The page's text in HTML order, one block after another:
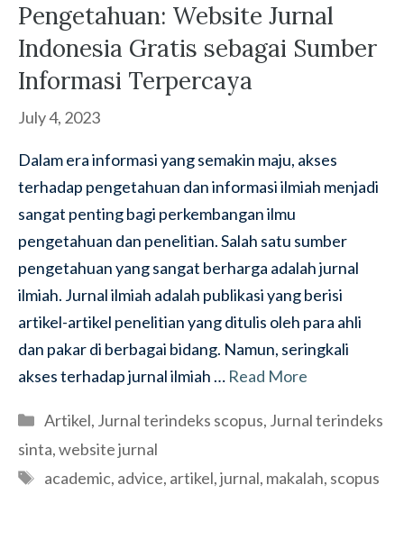
Pengetahuan: Website Jurnal
Indonesia Gratis sebagai Sumber
Informasi Terpercaya
July 4, 2023
Dalam era informasi yang semakin maju, akses
terhadap pengetahuan dan informasi ilmiah menjadi
sangat penting bagi perkembangan ilmu
pengetahuan dan penelitian. Salah satu sumber
pengetahuan yang sangat berharga adalah jurnal
ilmiah. Jurnal ilmiah adalah publikasi yang berisi
artikel-artikel penelitian yang ditulis oleh para ahli
dan pakar di berbagai bidang. Namun, seringkali
akses terhadap jurnal ilmiah … Read More
Categories
Artikel, Jurnal terindeks scopus, Jurnal terindeks
sinta,website jurnal
Tags
academic, advice, artikel,jurnal, makalah, scopus